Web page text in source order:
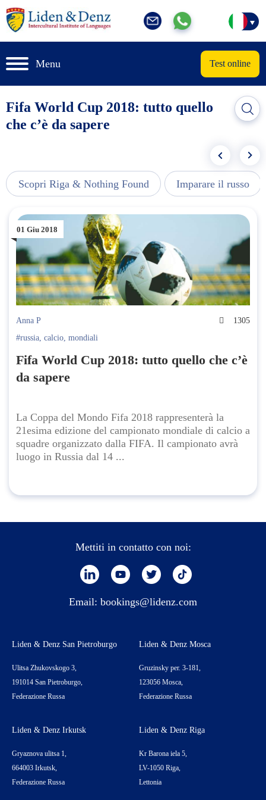
Menu Test online
Fifa World Cup 2018: tutto quello
che c’è da sapere
Scopri Riga & Nothing Found Imparare il russo
01 Giu 2018
Anna P
1305
#russia, calcio, mondiali
Fifa World Cup 2018: tutto quello che c’è
da sapere
La Coppa del Mondo Fifa 2018 rappresenterà la
21esima edizione del campionato mondiale di calcio a
squadre organizzato dalla FIFA. Il campionato avrà
luogo in Russia dal 14 ...
Mettiti in contatto con noi:
Email: bookings@lidenz.com
Liden & Denz San Pietroburgo
Ulitsa Zhukovskogo 3,
191014 San Pietroburgo,
Federazione Russa
Liden & Denz Mosca
Gruzinsky per. 3-181,
123056 Mosca,
Federazione Russa
Liden & Denz Irkutsk
Gryaznova ulitsa 1,
664003 Irkutsk,
Federazione Russa
Liden & Denz Riga
Kr Barona iela 5,
LV-1050 Riga,
Lettonia